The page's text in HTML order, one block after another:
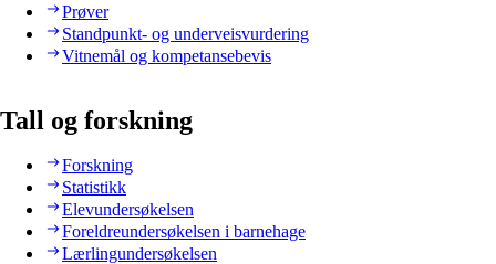
Prøver
Standpunkt- og underveisvurdering
Vitnemål og kompetansebevis
Tall og forskning
Forskning
Statistikk
Elevundersøkelsen
Foreldreundersøkelsen i barnehage
Lærlingundersøkelsen